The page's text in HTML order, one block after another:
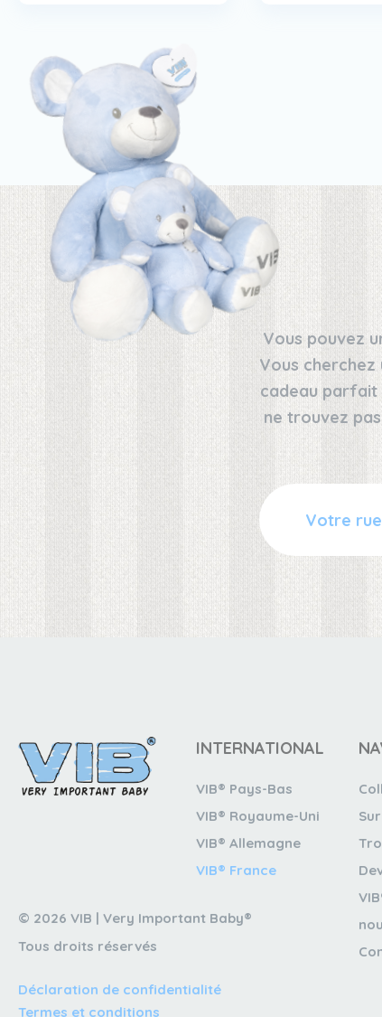
Vous pouvez
Vous
cadeau parfait
ne trouvez
INTERNATIONAL
VIB® Pays-Bas
VIB® Royaume-Uni
VIB® Allemagne
VIB® France
© 2026 VIB | Very Important Baby®
Tous droits réservés
Déclaration de confidentialité
Termes et conditions